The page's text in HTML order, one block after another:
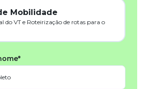
Mobilidade
do VT e Roteirização de rotas para o